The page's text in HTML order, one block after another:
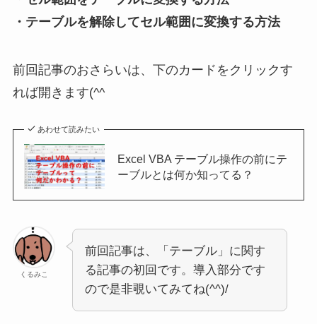
・テーブルを解除してセル範囲に変換する方法
前回記事のおさらいは、下のカードをクリックす
れば開きます(^^ゞ
あわせて読みたい
Excel VBA テーブル操作の前にテ
ーブルとは何か知ってる？
くるみこ
前回記事は、「テーブル」に関す
る記事の初回です。導入部分です
ので是非覗いてみてね(^^)/